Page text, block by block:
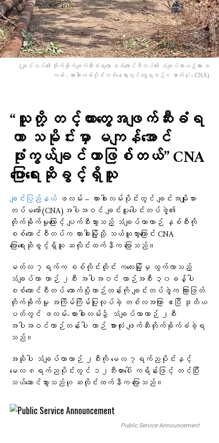
(ချင်းတပ်​၏ တိုက်ခိုက်ဖျက်ဆီးခံရသော စစ်ကောင်စီတပ်​၏ သံချပ်ကာယဉ်အား ဖ
လမ်း - ဟားခါးလမ်းပိုင်းတစ်နေရာတွင် တွေ့ရစဉ်။ ဓာတ်ပုံ - CNA)
“သူတို့ တင့်ကားတွေအဖျက်ဆီးခံရ
တာ သမိုင်းမှာ မကျန်အောင်
ဖုံးကွယ်ချင်တာဖြစ်တယ်” CNA
ပြောရေးဆိုခွင့်ရှိသူ
ချင်းပြည်နယ် ဖလမ်း – ဟားခါးလမ်းပိုင်းတွင် ချင်းအမျိုးသား
တပ်မတော်(CNA)အပါအဝင် ချင်းပူးပေါင်းတပ်ဖွဲ့၏
တိုက်ခိုက်မှုကြောင့် ပျက်စီးသွားသည့် သံချပ်ကာယာဉ် နှစ်စီးကို
စစ်ကောင်စီတပ်က ဟားခါးမြို့သို့ သယ်ယူသွားကြောင်း CNA
ပြောရေးဆိုခွင့်ရှိသူ ဆလိုင်းထက်နီက ပြောသည်။
မတ်လ ၇ရက်က စစ်ကိုင်းတိုင်း ကလေးမြို့မှ ထွက်လာသည့်
သံချပ်ကာ ယာဉ် ၂စီး အပါအဝင် ယာဉ်အစီး ၃၀ခန့်ပါ
စစ်ကောင်စီတပ် ထောက်ပို့ယာဉ်တန်းကို ချင်းတပ်ဖွဲ့က ကြားဖြတ်
တိုက်ခိုက်မှု အကြိမ်ကြိမ်ပြုလုပ်ခဲ့ တစ်လအကြာ ဧပြီ ဒုတိယ
ပတ်တွင် ဖလမ်း-ဟားခါးလမ်း၌ သံချပ်ကာယာဉ် ၂စီး
အပါအဝင်ယာဉ်တန်းပါ ယာဉ် အားလုံး ဖျက်ဆီးတိုက်ခိုက်ခံခဲ့ရ
သည်။
အဆိုပါ သံချပ်ကာယာဉ် ၂စီးကို မေလ ၇ရက်ညပိုင်းနှင့်
မေလ ၈ရက်ညပိုင်းတွင် ၁၂ဘီးကားပေါ် ကရိန်းဖြင့် တင်ပြီး
သယ်ဆောင်သွားသည်ဟု ဆလိုင်းထက်နီက ပြောသည်။
Public Service Announcement